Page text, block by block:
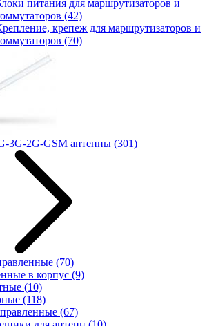
питания для маршрутизаторов и
(42)
крепеж для маршрутизаторов и
(70)
3G-2G-GSM антенны (301)
(70)
в корпус (9)
(10)
(118)
(67)